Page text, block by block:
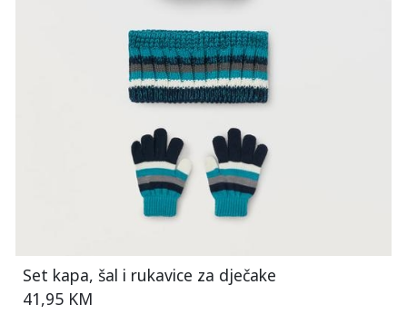
Set kapa, šal i rukavice za dječake
41,95 KM